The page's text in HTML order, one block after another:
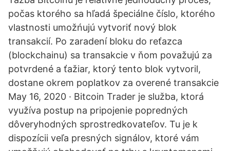
počas ktorého sa hľadá špeciálne číslo, ktorého
vlastnosti umožńujú vytvoriť nový blok
transakcií. Po zaradení bloku do reťazca
(blockchainu) sa transakcie v ňom považujú za
potvrdené a ťažiar, ktorý tento blok vytvoril,
dostane okrem poplatkov za overené transakcie
May 16, 2020 · Bitcoin Trader je služba, ktorá
využíva postup na pripojenie popredných
dôveryhodných sprostredkovateľov. Tu je k
dispozícii veľa presných signálov, ktoré vám